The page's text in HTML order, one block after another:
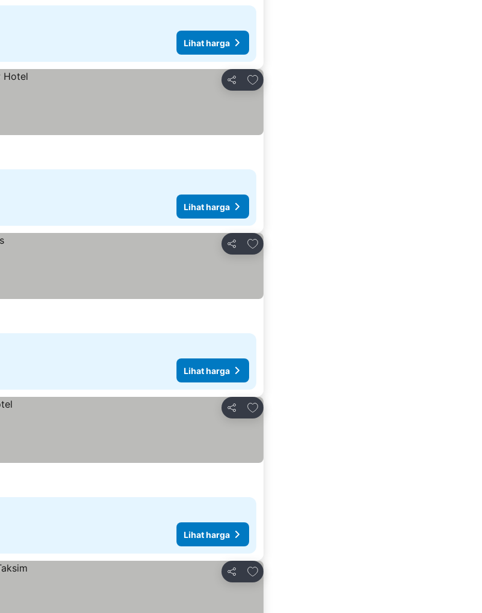
Lihat harga
Bagikan
Tambahkan ke favorit
Lihat harga
Bagikan
Tambahkan ke favorit
Lihat harga
Bagikan
Tambahkan ke favorit
Lihat harga
Bagikan
Tambahkan ke favorit